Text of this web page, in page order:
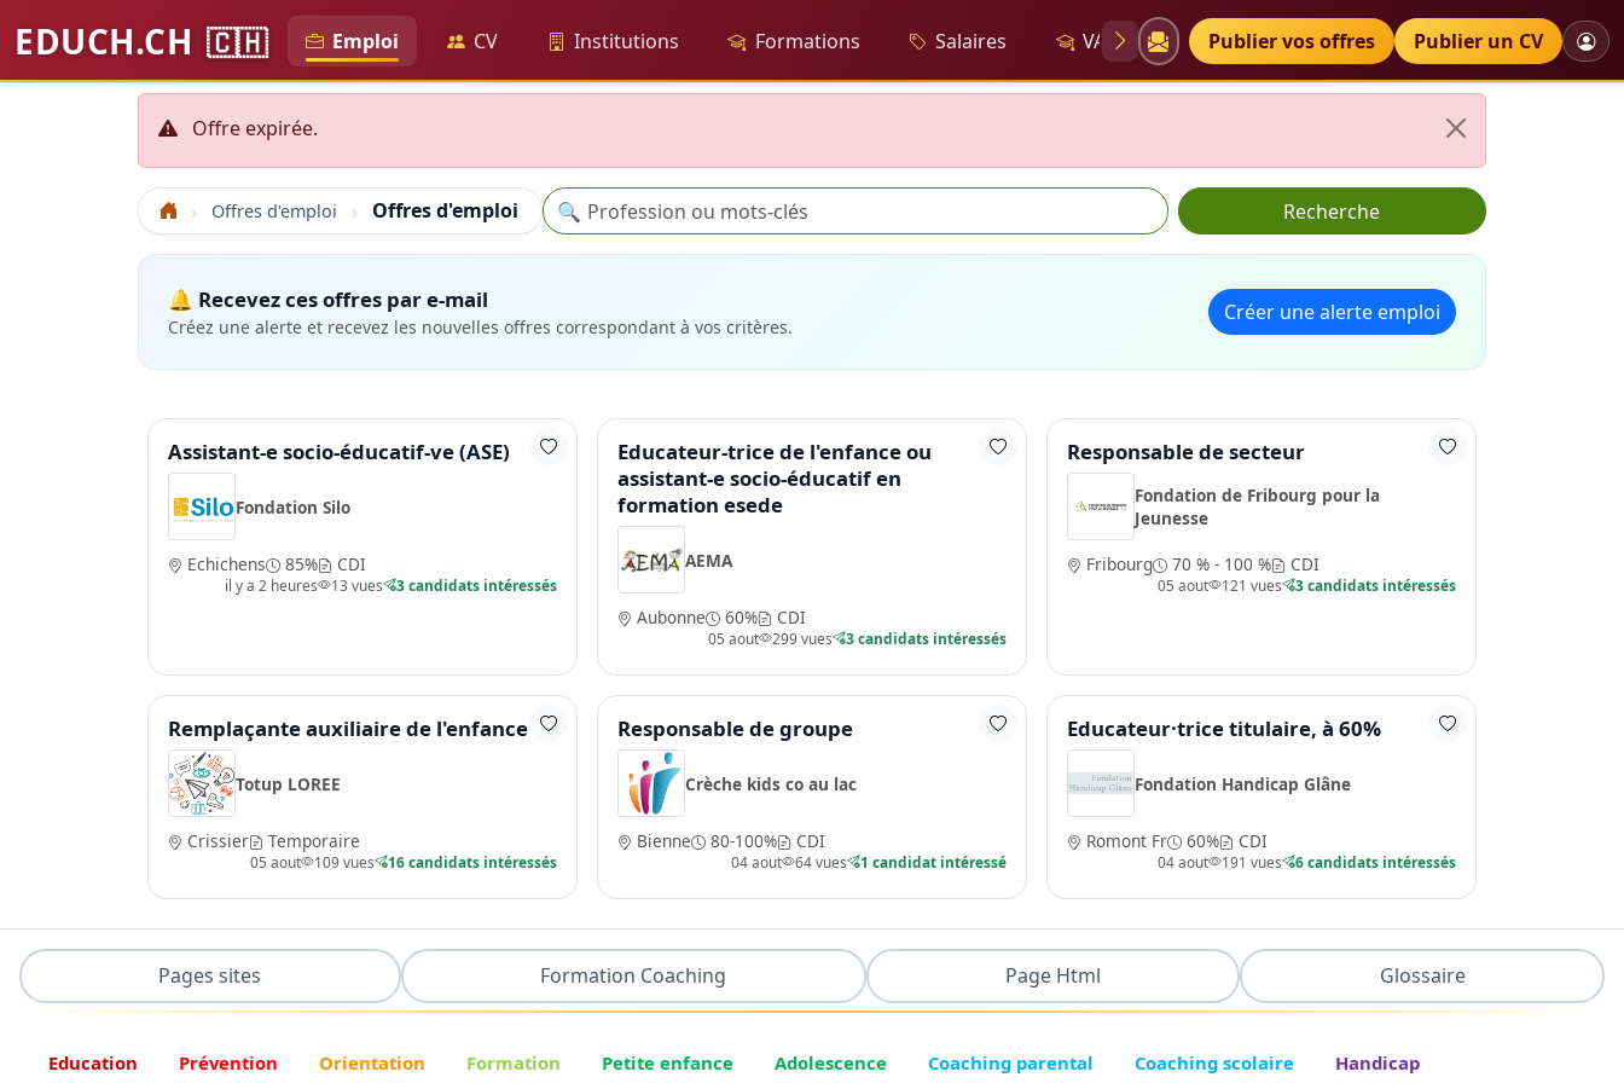
EDUCH.CH 🇨🇭 Emploi CV Institutions Formations Salaires VAE Diplômes Petites annonces
Publier vos offres Publier un CV
Offre expirée.
Accueil Offres d'emploi Offres d'emploi Recherche
🔍 Recherche
🔔 Recevez ces offres par e-mail
Créez une alerte et recevez les nouvelles offres correspondant à vos critères.
Créer une alerte emploi
Assistant-e socio-éducatif-ve (ASE)
Fondation Silo
Echichens 85% CDI
il y a 2 heures 13 vues 3 candidats intéressés
Educateur-trice de l'enfance ou
assistant-e socio-éducatif en
formation esede
AEMA
Aubonne 60% CDI
05 aout 299 vues 3 candidats intéressés
Responsable de secteur
Fondation de Fribourg pour la
Jeunesse
Fribourg
70 % - 100 % CDI
05 aout 121 vues 3 candidats intéressés
Remplaçante auxiliaire de l'enfance
Totup LOREE
Crissier Temporaire
05 aout 109 vues 16 candidats intéressés
Responsable de groupe
Crèche kids co au lac
Bienne 80-100% CDI
04 aout 64 vues 1 candidat intéressé
Educateur·trice titulaire, à 60%
Fondation Handicap Glâne
Romont Fr 60% CDI
04 aout 191 vues 6 candidats intéressés
Pages sites Formation Coaching Page Html Glossaire
Education Prévention Orientation Formation Petite enfance Adolescence Coaching parental Coaching scolaire Handicap